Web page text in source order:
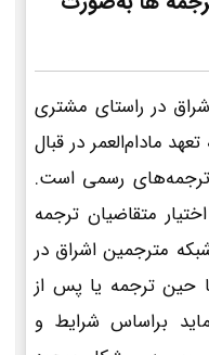
در راستای مشتری
مادام‌العمر در قبال
ترجمه‌های رسمی است.
متقاضیان ترجمه
مترجمین اشراق در
حین ترجمه یا پس از
براساس شرایط و